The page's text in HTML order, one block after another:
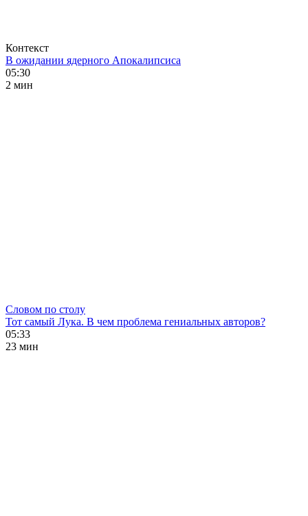
Контекст
В ожидании ядерного Апокалипсиса
05:30
2 мин
Словом по столу
Тот самый Лука. В чем проблема гениальных авторов?
05:33
23 мин